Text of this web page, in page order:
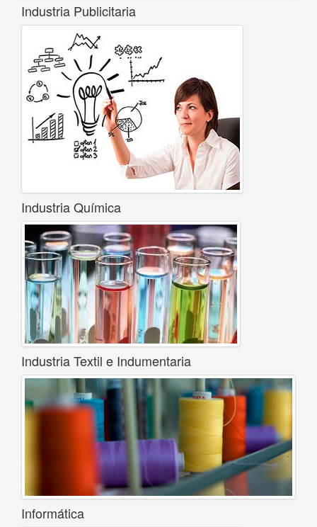
Industria Publicitaria
Industria Química
Industria Textil e Indumentaria
Informática